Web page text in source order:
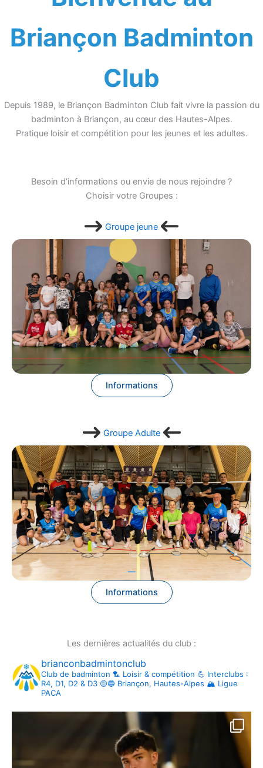
Briançon Badminton
Club
Depuis 1989, le Briançon Badminton Club fait vivre la passion du
badminton à Briançon, au cœur des Hautes-Alpes.
Pratique loisir et compétition pour les jeunes et les adultes.
Besoin d’informations ou envie de nous rejoindre ?
Choisir votre Groupes :
Groupe jeune
Informations
Groupe Adulte
Informations
Les dernières actualités du club :
brianconbadmintonclub
Club de badminton 🏸 Loisir & compétition 💪 Interclubs :
R4, D1, D2 & D3 🟡🔵 Briançon, Hautes-Alpes 🏔 Ligue
PACA